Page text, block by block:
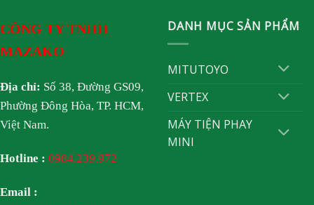
CÔNG TY TNHH
MAZAKO
Địa chỉ: Số 38, Đường GS09,
Phường Đông Hòa, TP. HCM,
Việt Nam.
Hotline : 0984.239.972
Email :
DANH MỤC SẢN PHẨM
MITUTOYO
VERTEX
MÁY TIỆN PHAY
MINI